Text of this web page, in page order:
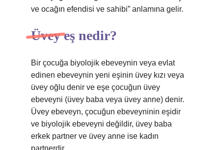
ve ocağın efendisi ve sahibi” anlamına gelir.
Üvey eş nedir?
Bir çocuğa biyolojik ebeveynin veya evlat
edinen ebeveynin yeni eşinin üvey kızı veya
üvey oğlu denir ve eşe çocuğun üvey
ebeveyni (üvey baba veya üvey anne) denir.
Üvey ebeveyn, çocuğun ebeveyninin eşidir
ve biyolojik ebeveyni değildir, üvey baba
erkek partner ve üvey anne ise kadın
partnerdir.